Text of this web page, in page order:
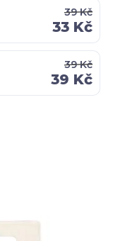
39 Kč
33 Kč
39 Kč
39 Kč